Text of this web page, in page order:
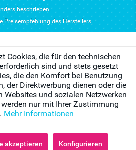
beschrieben.
Preisempfehlung des Herstellers
Cookies, die für den technischen
sind und stets gesetzt
die den Komfort bei Benutzung
der Direktwerbung dienen oder die
Websites und sozialen Netzwerken
nur mit Ihrer Zustimmung
Mehr Informationen
akzeptieren Konfigurieren